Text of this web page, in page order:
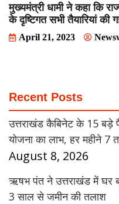
मुख्यमंत्री धामी ने कहा कि
के दृष्टिगत सभी तैयारियां की
April 21, 2023
Recent Posts
उत्तराखंड कैबिनेट के 15 बड़े
योजना का लाभ, हर महीने 7
August 8, 2026
ऋषभ पंत ने उत्तराखंड में घर
3 साल से जमीन की तलाश